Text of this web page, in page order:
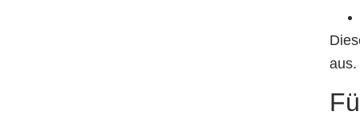
aus.